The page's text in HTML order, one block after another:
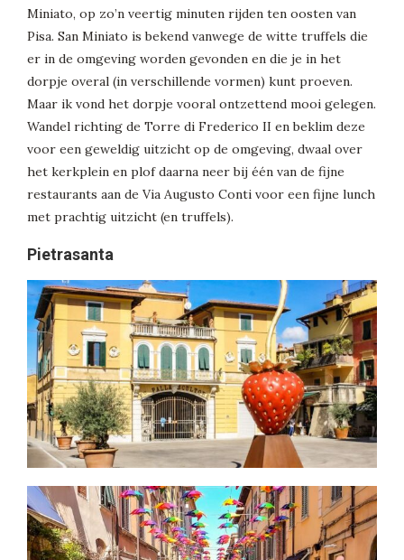
Miniato, op zo’n veertig minuten rijden ten oosten van
Pisa. San Miniato is bekend vanwege de witte truffels die
er in de omgeving worden gevonden en die je in het
dorpje overal (in verschillende vormen) kunt proeven.
Maar ik vond het dorpje vooral ontzettend mooi gelegen.
Wandel richting de Torre di Frederico II en beklim deze
voor een geweldig uitzicht op de omgeving, dwaal over
het kerkplein en plof daarna neer bij één van de fijne
restaurants aan de Via Augusto Conti voor een fijne lunch
met prachtig uitzicht (en truffels).
Pietrasanta